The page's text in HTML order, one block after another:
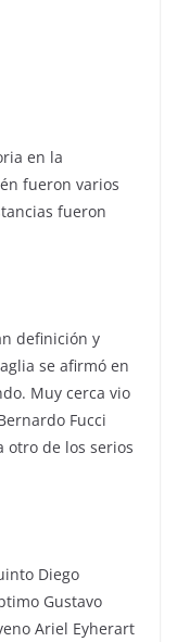
en la
fueron varios
fueron
definición y
se afirmó en
Muy cerca vio
Fucci
otro de los serios
Diego
Gustavo
Ariel Eyherart